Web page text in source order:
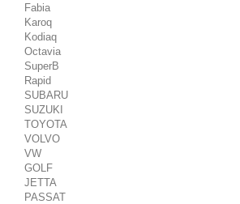
Fabia
Karoq
Kodiaq
Octavia
SuperB
Rapid
SUBARU
SUZUKI
TOYOTA
VOLVO
VW
GOLF
JETTA
PASSAT